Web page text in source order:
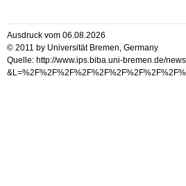
Ausdruck vom 06.08.2026
© 2011 by Universität Bremen, Germany
Quelle: http://www.ips.biba.uni-bremen.de/